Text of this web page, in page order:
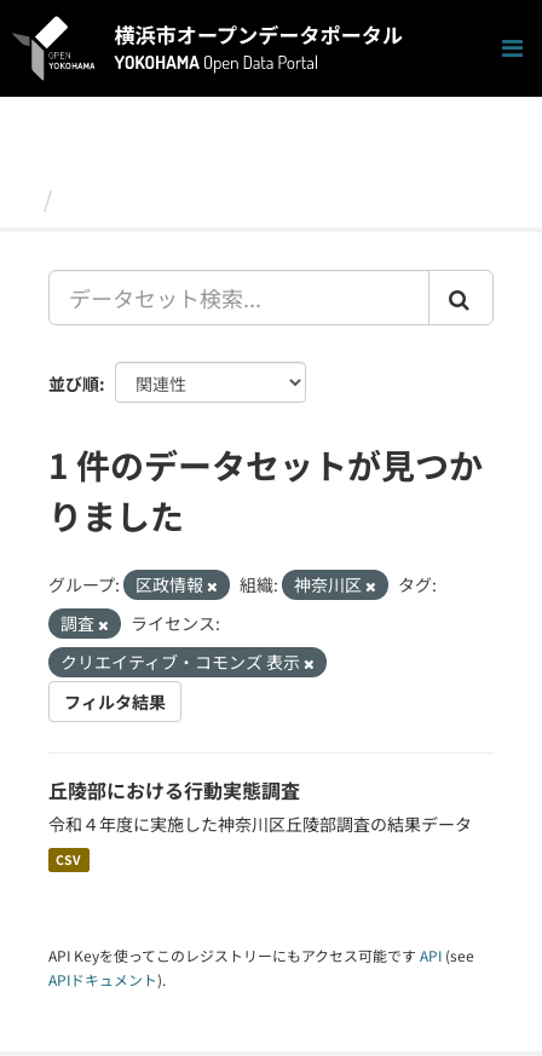
キ
並び順
1 件のデータセットが見つか
りました
グループ: 区政情報 組織: 神奈川区
タグ:
調査
ライセンス:
クリエイティブ・コモンズ 表示
フィルタ結果
丘陵部における行動実態調査
令和４年度に実施した神奈川区丘陵部調査の結果データ
CSV
API Keyを使ってこのレジストリーにもアクセス可能です API (see
APIドキュメント).